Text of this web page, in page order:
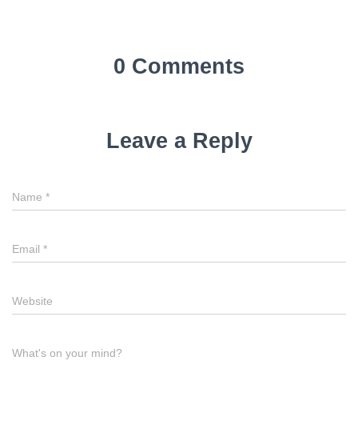
0 Comments
Leave a Reply
Name *
Email *
Website
What's on your mind?